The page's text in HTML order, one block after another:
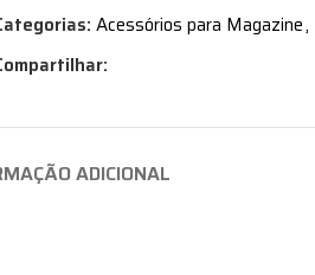
Acessórios para Magazine,
ADICIONAL